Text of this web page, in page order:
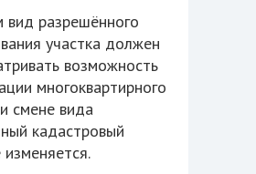
вид разрешённого
участка должен
возможность
многоквартирного
смене вида
кадастровый